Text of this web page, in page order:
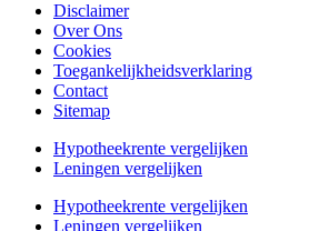
Disclaimer
Over Ons
Cookies
Toegankelijkheidsverklaring
Contact
Sitemap
Hypotheekrente vergelijken
Leningen vergelijken
Hypotheekrente vergelijken
Leningen vergelijken